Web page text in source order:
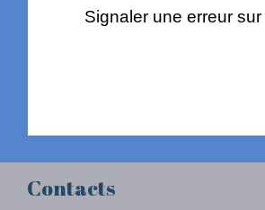
Signaler une erreur
Contacts